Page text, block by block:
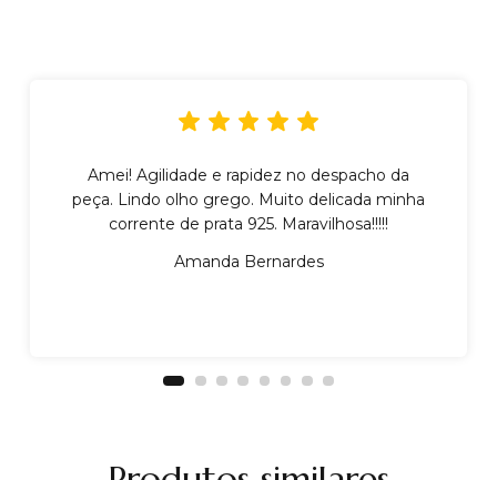
Amei! Agilidade e rapidez no despacho da
peça. Lindo olho grego. Muito delicada minha
corrente de prata 925. Maravilhosa!!!!!
Amanda Bernardes